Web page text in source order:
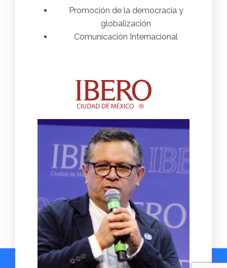
Promoción de la democracia y
globalización
Comunicación Internacional
Copyright © 2026 Diplomado Claep | Diseñado por